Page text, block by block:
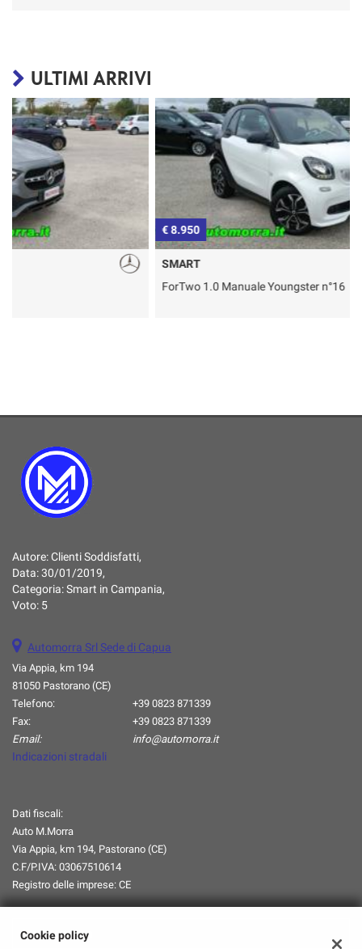
ULTIMI ARRIVI
€ 8.950
ForTwo 1.0 Manuale Youngster n°16
Autore:Clienti Soddisfatti,
Data:30/01/2019,
Categoria:Smart in Campania,
Voto: 5
Automorra Srl Sede di Capua
Via Appia, km 194
81050 Pastorano (CE)
Telefono:
+39 0823 871339
Fax:
+39 0823 871339
Email:
info@automorra.it
Indicazioni stradali
Dati fiscali:
Auto M.Morra
Via Appia, km 194, Pastorano (CE)
C.F/P.IVA: 03067510614
Registro delle imprese: CE
Orari Apertura
Cookie policy